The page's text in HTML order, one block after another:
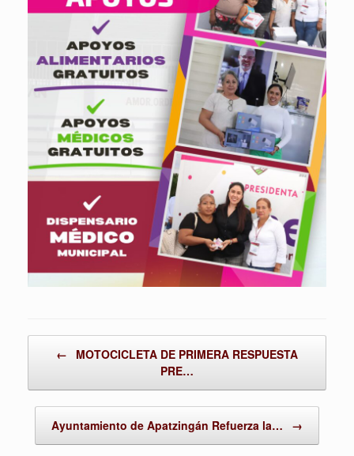
← MOTOCICLETA DE PRIMERA RESPUESTA
PRE…
Ayuntamiento de Apatzingán Refuerza la… →